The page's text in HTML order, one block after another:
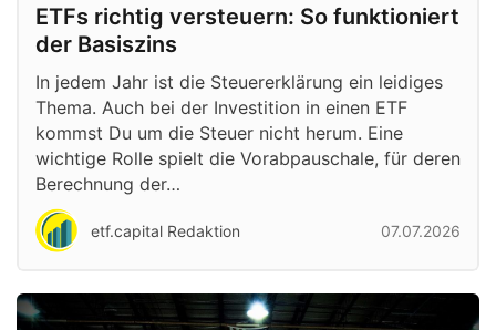
ETFs richtig versteuern: So funktioniert
der Basiszins
In jedem Jahr ist die Steuererklärung ein leidiges
Thema. Auch bei der Investition in einen ETF
kommst Du um die Steuer nicht herum. Eine
wichtige Rolle spielt die Vorabpauschale, für deren
Berechnung der…
etf.capital Redaktion 07.07.2026